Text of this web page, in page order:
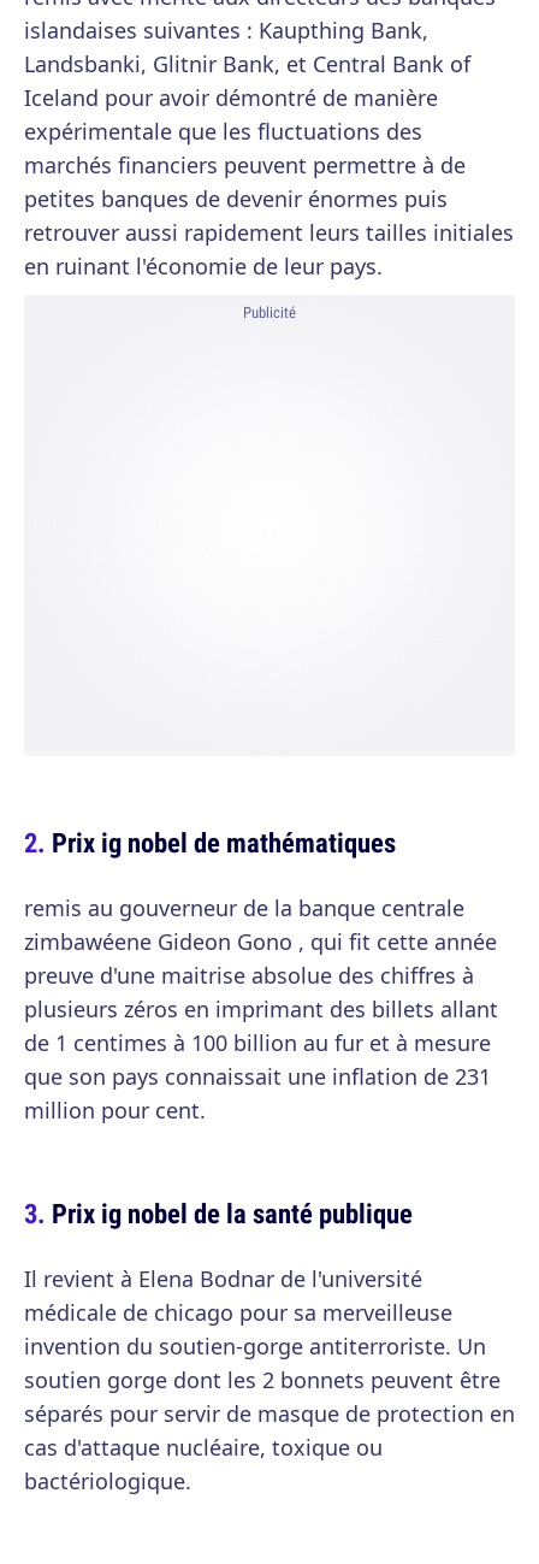
islandaises suivantes : Kaupthing Bank,
Landsbanki, Glitnir Bank, et Central Bank of
Iceland pour avoir démontré de manière
expérimentale que les fluctuations des
marchés financiers peuvent permettre à de
petites banques de devenir énormes puis
retrouver aussi rapidement leurs tailles initiales
en ruinant l'économie de leur pays.
Publicité
Prix ig nobel de mathématiques
remis au gouverneur de la banque centrale
zimbawéene Gideon Gono , qui fit cette année
preuve d'une maitrise absolue des chiffres à
plusieurs zéros en imprimant des billets allant
de 1 centimes à 100 billion au fur et à mesure
que son pays connaissait une inflation de 231
million pour cent.
Prix ig nobel de la santé publique
Il revient à Elena Bodnar de l'université
médicale de chicago pour sa merveilleuse
invention du soutien-gorge antiterroriste. Un
soutien gorge dont les 2 bonnets peuvent être
séparés pour servir de masque de protection en
cas d'attaque nucléaire, toxique ou
bactériologique.